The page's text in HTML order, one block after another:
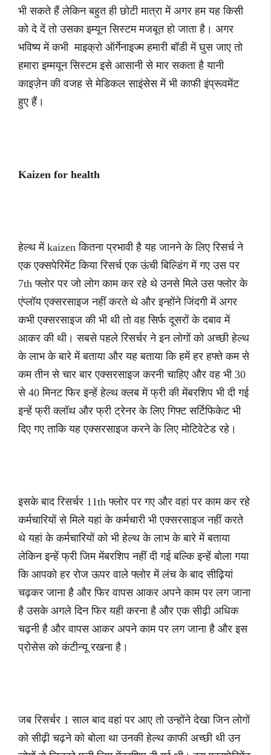
भी सकते हैं लेकिन बहुत ही छोटी मात्रा में अगर हम यह किसी
को दे दें तो उसका इम्यून सिस्टम मजबूत हो जाता है। अगर
भविष्य में कभी माइक्रो ऑर्गेनाइज्म हमारी बॉडी में घुस जाए तो
हमारा इम्मयून सिस्टम इसे आसानी से मार सकता है यानी
काइज़ेन की वजह से मेडिकल साइंसेस में भी काफी इंप्रूवमेंट
हुए हैं।
Kaizen for health
हेल्थ में kaizen कितना प्रभावी है यह जानने के लिए रिसर्च ने
एक एक्सपेरिमेंट किया रिसर्च एक ऊंची बिल्डिंग में गए उस पर
7th फ्लोर पर जो लोग काम कर रहे थे उनसे मिले उस फ्लोर के
एंप्लॉय एक्सरसाइज नहीं करते थे और इन्होंने जिंदगी में अगर
कभी एक्सरसाइज की भी थी तो वह सिर्फ दूसरों के दबाव में
आकर की थी। सबसे पहले रिसर्चर ने इन लोगों को अच्छी हेल्थ
के लाभ के बारे में बताया और यह बताया कि हमें हर हफ्ते कम से
कम तीन से चार बार एक्सरसाइज करनी चाहिए और वह भी 30
से 40 मिनट फिर इन्हें हेल्थ क्लब में फ्री की मेंबरशिप भी दी गई
इन्हें फ्री क्लॉथ और फ्री ट्रेनर के लिए गिफ्ट सर्टिफिकेट भी
दिए गए ताकि यह एक्सरसाइज करने के लिए मोटिवेटेड रहे।
इसके बाद रिसर्चर 11th फ्लोर पर गए और वहां पर काम कर रहे
कर्मचारियों से मिले यहां के कर्मचारी भी एक्सरसाइज नहीं करते
थे यहां के कर्मचारियों को भी हेल्थ के लाभ के बारे में बताया
लेकिन इन्हें फ्री जिम मेंबरशिप नहीं दी गई बल्कि इन्हें बोला गया
कि आपको हर रोज ऊपर वाले फ्लोर में लंच के बाद सीढ़ियां
चढ़कर जाना है और फिर वापस आकर अपने काम पर लग जाना
है उसके अगले दिन फिर यही करना है और एक सीढ़ी अधिक
चढ़नी है और वापस आकर अपने काम पर लग जाना है और इस
प्रोसेस को कंटीन्यू रखना है।
जब रिसर्चर 1 साल बाद वहां पर आए तो उन्होंने देखा जिन लोगों
को सीढ़ी चढ़ने को बोला था उनकी हेल्थ काफी अच्छी थी उन